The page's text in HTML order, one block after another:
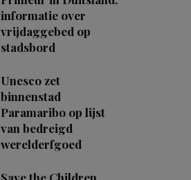
informatie over
vrijdaggebed op
stadsbord
Unesco zet
binnenstad
Paramaribo op lijst
van bedreigd
werelderfgoed